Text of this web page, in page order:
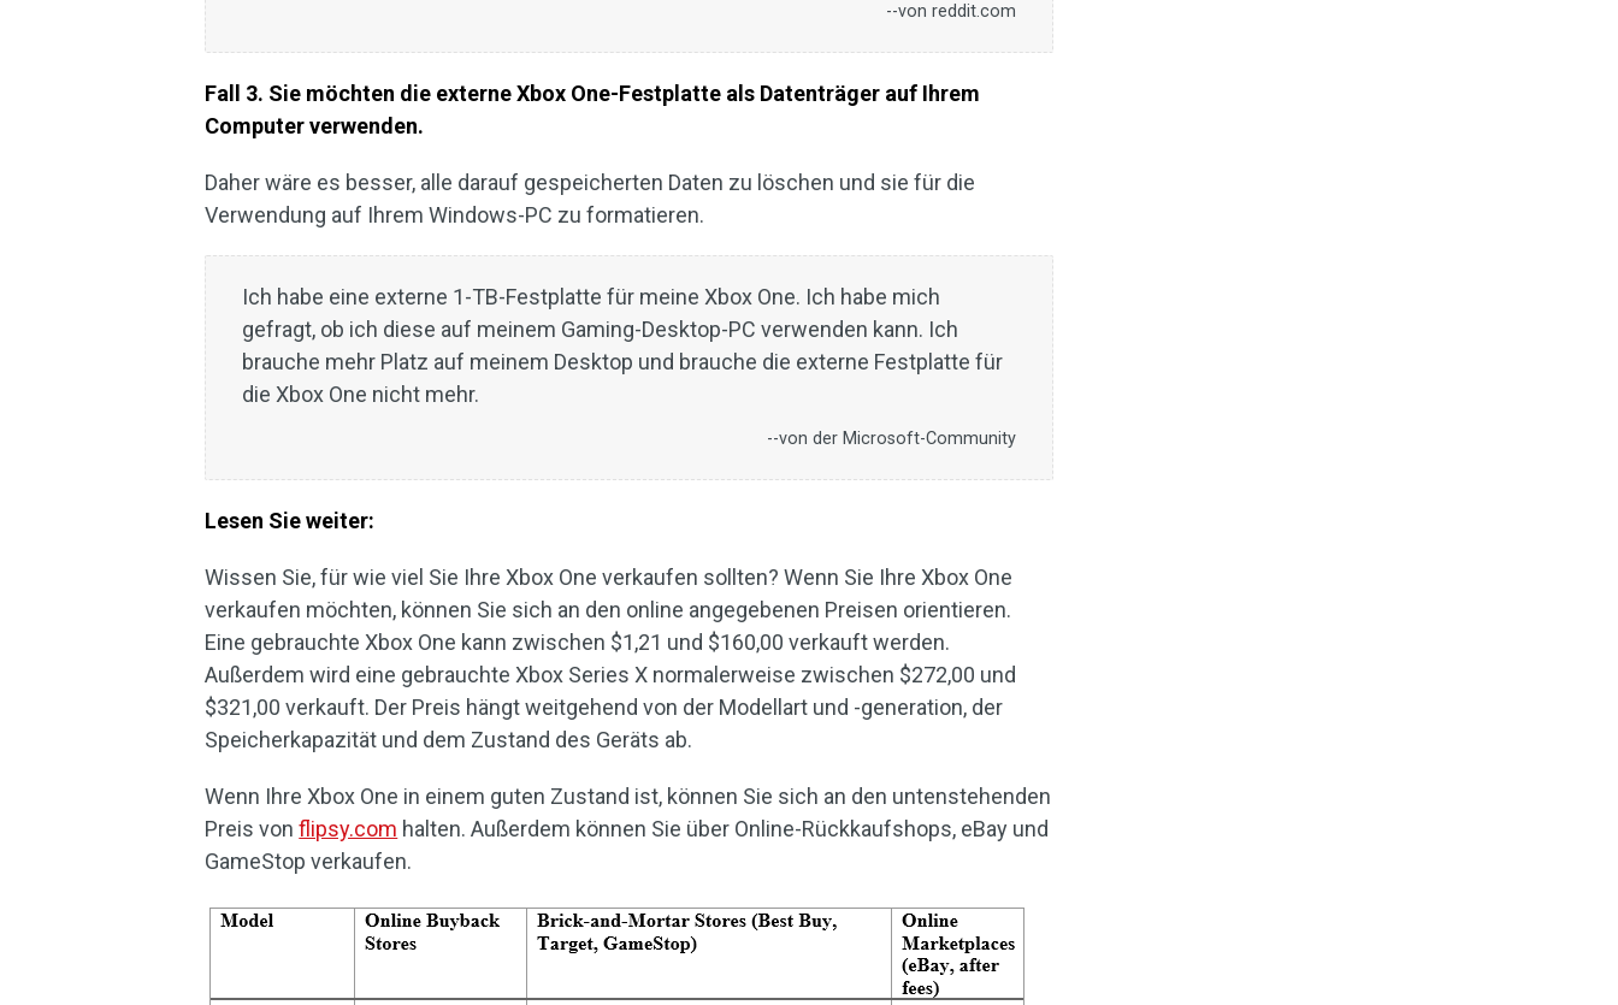
--von reddit.com
Fall 3. Sie möchten die externe Xbox One-Festplatte als Datenträger auf Ihrem
Computer verwenden.
Daher wäre es besser, alle darauf gespeicherten Daten zu löschen und sie für die
Verwendung auf Ihrem Windows-PC zu formatieren.
Ich habe eine externe 1-TB-Festplatte für meine Xbox One. Ich habe mich
gefragt, ob ich diese auf meinem Gaming-Desktop-PC verwenden kann. Ich
brauche mehr Platz auf meinem Desktop und brauche die externe Festplatte für
die Xbox One nicht mehr.
--von der Microsoft-Community
Lesen Sie weiter:
Wissen Sie, für wie viel Sie Ihre Xbox One verkaufen sollten? Wenn Sie Ihre Xbox One
verkaufen möchten, können Sie sich an den online angegebenen Preisen orientieren.
Eine gebrauchte Xbox One kann zwischen $1,21 und $160,00 verkauft werden.
Außerdem wird eine gebrauchte Xbox Series X normalerweise zwischen $272,00 und
$321,00 verkauft. Der Preis hängt weitgehend von der Modellart und -generation, der
Speicherkapazität und dem Zustand des Geräts ab.
Wenn Ihre Xbox One in einem guten Zustand ist, können Sie sich an den untenstehenden
Preis vonflipsy.com halten. Außerdem können Sie über Online-Rückkaufshops, eBay und
GameStop verkaufen.